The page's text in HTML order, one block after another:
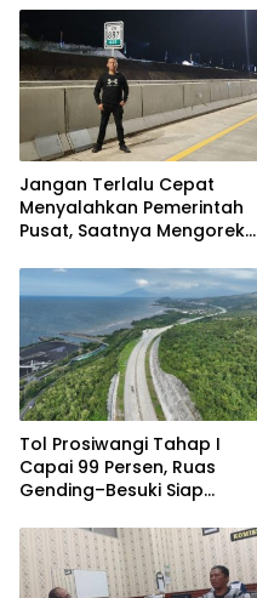
Jangan Terlalu Cepat
Menyalahkan Pemerintah
Pusat, Saatnya Mengoreksi
Kabupaten Situbondo.
Tol Prosiwangi Tahap I
Capai 99 Persen, Ruas
Gending–Besuki Siap
Pertengahan 2026